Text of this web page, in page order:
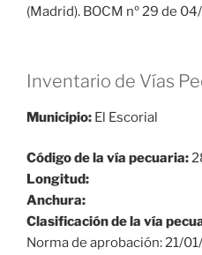
(Madrid). BOCM nº 29 de
Inventario de Vías
Municipio: El Escorial
Código de la vía pecuaria:
Longitud:
Anchura:
Clasificación de la vía
Norma de aprobación: 21/